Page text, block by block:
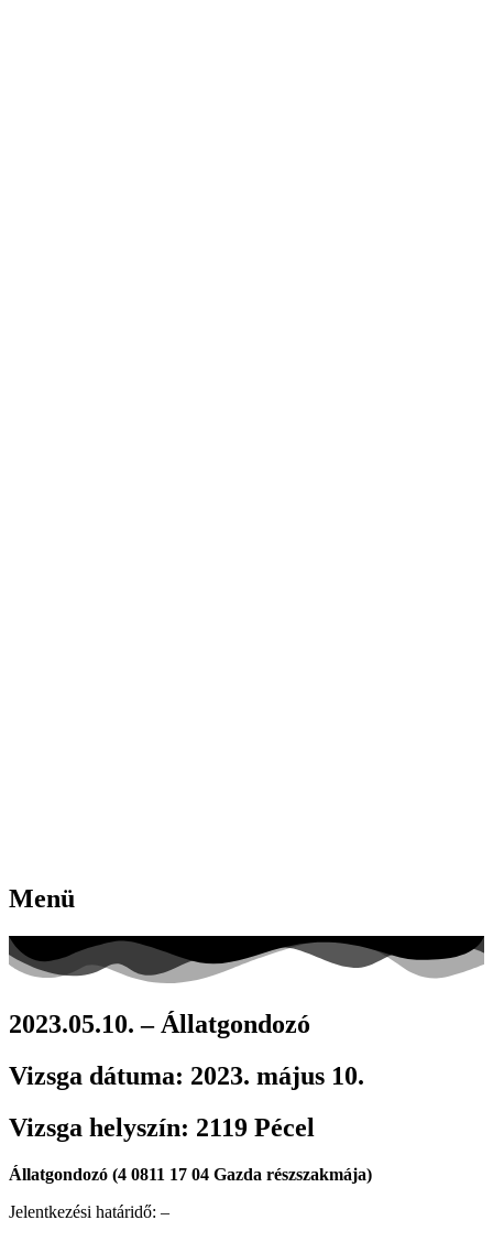
Menü
2023.05.10. – Állatgondozó
Vizsga dátuma: 2023. május 10.
Vizsga helyszín: 2119 Pécel
Állatgondozó (4 0811 17 04 Gazda részszakmája)
Jelentkezési határidő: –